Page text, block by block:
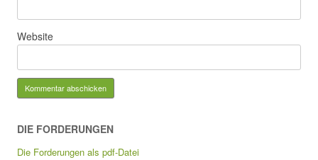
Website
DIE FORDERUNGEN
Die Forderungen als pdf-Datei